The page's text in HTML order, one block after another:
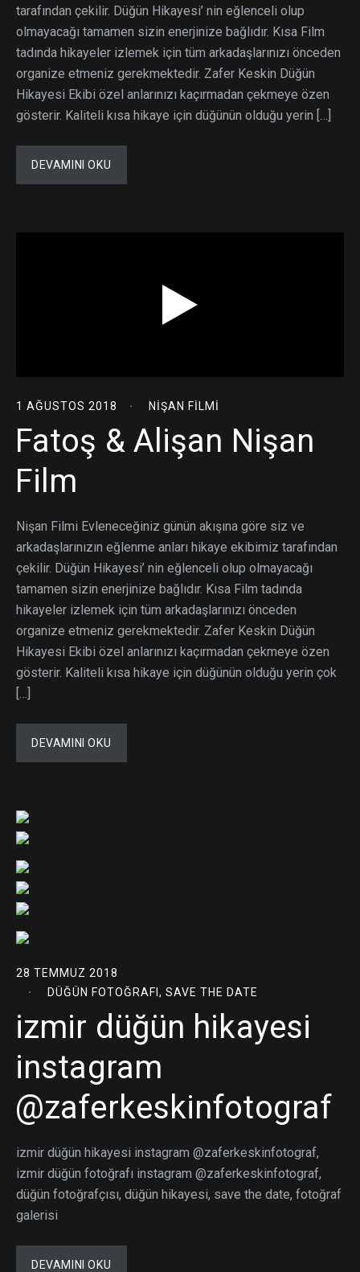
tarafından çekilir. Düğün Hikayesi’ nin eğlenceli olup
olmayacağı tamamen sizin enerjinize bağlıdır. Kısa Film
tadında hikayeler izlemek için tüm arkadaşlarınızı önceden
organize etmeniz gerekmektedir. Zafer Keskin Düğün
Hikayesi Ekibi özel anlarınızı kaçırmadan çekmeye özen
gösterir. Kaliteli kısa hikaye için düğünün olduğu yerin […]
DEVAMINI OKU
1 AĞUSTOS 2018 NIŞAN FILMI
Fatoş & Alişan Nişan
Film
Nişan Filmi Evleneceğiniz günün akışına göre siz ve
arkadaşlarınızın eğlenme anları hikaye ekibimiz tarafından
çekilir. Düğün Hikayesi’ nin eğlenceli olup olmayacağı
tamamen sizin enerjinize bağlıdır. Kısa Film tadında
hikayeler izlemek için tüm arkadaşlarınızı önceden
organize etmeniz gerekmektedir. Zafer Keskin Düğün
Hikayesi Ekibi özel anlarınızı kaçırmadan çekmeye özen
gösterir. Kaliteli kısa hikaye için düğünün olduğu yerin çok
[…]
DEVAMINI OKU
28 TEMMUZ 2018
DÜĞÜN FOTOĞRAFI , SAVE THE DATE
izmir düğün hikayesi
instagram
@zaferkeskinfotograf
izmir düğün hikayesi instagram @zaferkeskinfotograf,
izmir düğün fotoğrafı instagram @zaferkeskinfotograf,
düğün fotoğrafçısı, düğün hikayesi, save the date, fotoğraf
galerisi
DEVAMINI OKU